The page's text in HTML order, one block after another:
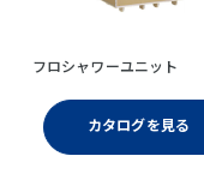
フロシャワーユニット
カタログを見る